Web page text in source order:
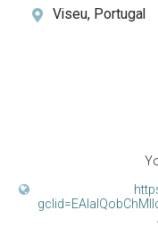
Viseu, Portugal